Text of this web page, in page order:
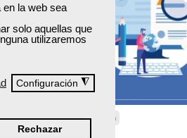
en la web sea
solo aquellas que
utilizaremos
Configuración ◮
Rechazar
Sin requisitos de acceso
Diploma
Compra segura
Cursos Femxa